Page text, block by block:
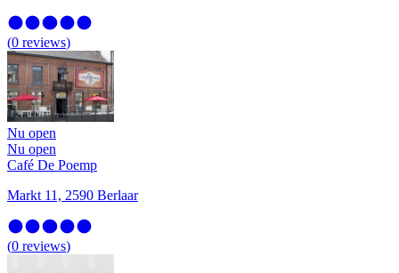
(0 reviews)
Nu open
Nu open
Café De Poemp
Markt 11, 2590 Berlaar
(0 reviews)